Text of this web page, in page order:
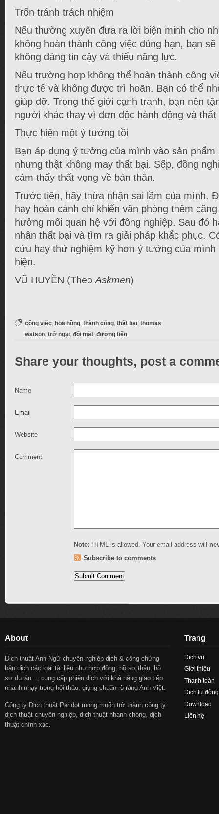
Trốn tránh trách nhiệm
Nếu thường xuyên đưa ra lời biện minh cho
không hoàn thành công việc đúng hạn, bạn
không đáng tin cậy và thiếu năng lực.
Nếu trường hợp không thể hoàn thành công
thực tế và không được trì hoãn. Bạn có thể
giúp đỡ. Trong thế giới cạnh tranh, bạn nên
người khác thay vì đơn độc hành động và thất
Thực hiện một ý tưởng tồi
Bạn áp dụng ý tưởng của mình vào sản phẩm
nhưng thật không may thất bại. Sếp, đồng
cảm thấy thất vọng về bản thân.
Trước tiên, hãy thừa nhận sai lầm của mình.
hay hoàn cảnh chỉ khiến văn phòng thêm
hưởng mối quan hệ với đồng nghiệp. Sau đó
nhân thất bại và tìm ra giải pháp khắc phục.
cứu hay thử nghiệm kỹ hơn ý tưởng của
hiện.
VŨ HUYỀN (Theo Askmen)
công việc hoa hồng thành công thất bại thomas
watson trở ngại đối mặt đường tiến
Share your thoughts, post a
Name
Email
Website
Comment
Note: HTML is allowed. Your email address will
Subscribe to comments
About
Dịch thuật Anh Ngữ chuyên nghiệp dịch & công chứng
bản dịch các loại tài liệu như hợp đồng, hồ sơ thầu, hồ
sơ dự án..., cung cấp phiên dịch với khả năng giao tiếp
nhanh nhạy trong hội thảo, giọng chuẩn rõ ràng Anh Việt.
Công ty Dịch thuật Peridot mong muốn trở thành công ty
dịch thuật chuyên nghiệp, dịch thuật nhanh chóng, dịch
thuật chính xác.
Trang
Dịch vụ
Giới thiệu
Thanh toán
Dịch tự động
Download
Liên hệ